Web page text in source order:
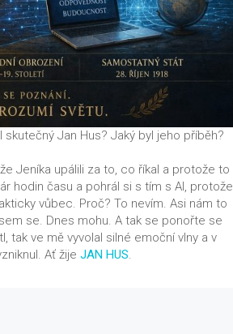
skutečný Jan Hus? Jaký byl jeho příběh?
Jeníka upálili za to, co říkal a protože to
hodin času a pohrál si s tím s AI, protože
vůbec. Proč? To nevím. Asi nám to
se. Dnes mohu. A tak se ponořte se
tak ve mě vyvolal silné emoční vlny a v
Ať žije JAN HUS